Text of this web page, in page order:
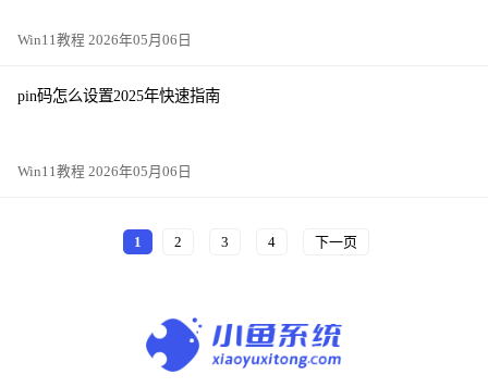
Win11教程 2026年05月06日
pin码怎么设置2025年快速指南
Win11教程 2026年05月06日
1 2 3 4 下一页